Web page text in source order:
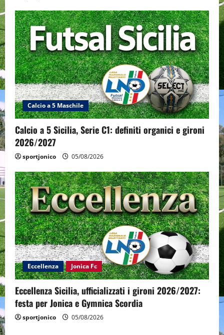
Calcio a 5 Maschile
Calcio a 5 Sicilia, Serie C1: definiti organici e gironi
2026/2027
sportjonico 05/08/2026
Eccellenza Jonica Fc
Eccellenza Sicilia, ufficializzati i gironi 2026/2027:
festa per Jonica e Gymnica Scordia
sportjonico 05/08/2026